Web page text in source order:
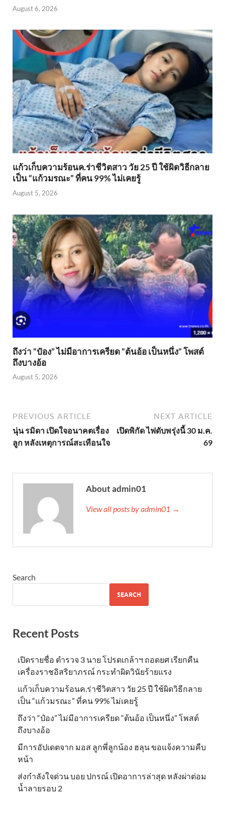
August 6, 2026
แก้วเก็บความร้อนค.ร่าชีวิตสาว วัย 25 ปี ใช้ผิดวิธีกลาย
เป็น “แก้วมรณะ” ที่คน 99% ไม่เคยรู้
August 5, 2026
ถึงว่า “ป๋อง” ไม่มีอาการเครียด “ต้นอ้อ เป็นหนึ่ง” โพสต์
ถึงบางอ้อ
August 5, 2026
PREVIOUS ARTICLE
นุ่น รมิดา เปิดใจอนาคตเรื่อง
ลูก หลังเหตุการณ์สะเทือนใจ
NEXT ARTICLE
เปิดพิกัด ไฟดับพรุ่งนี้ 30 ม.ค.
69
About admin01
View all posts by admin01 →
Search
SEARCH
Recent Posts
เปิดรายชื่อ ตำรวจ 3 นาย โปรดเกล้าฯ ถอดยศ เรียกคืน
เครื่องราชอิสริยาภรณ์ กระทำผิดวินัยร้ายแรง
แก้วเก็บความร้อนค.ร่าชีวิตสาว วัย 25 ปี ใช้ผิดวิธีกลาย
เป็น “แก้วมรณะ” ที่คน 99% ไม่เคยรู้
ถึงว่า “ป๋อง” ไม่มีอาการเครียด “ต้นอ้อ เป็นหนึ่ง” โพสต์
ถึงบางอ้อ
มีการอัปเดตจาก มอส ลูกพี่ลูกน้อง ฮลุน ขอแจ้งความคืบ
หน้า
ส่งกำลังใจด่วน บอย ปกรณ์ เปิดอาการล่าสุด หลังผ่าต่อม
น้ำลายรอบ 2